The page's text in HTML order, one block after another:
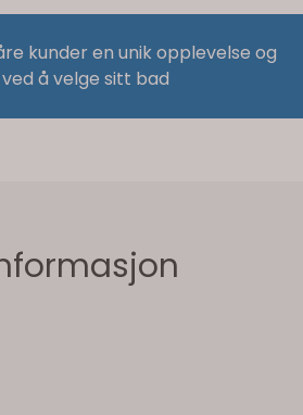
kunder en unik opplevelse og
å velge sitt bad